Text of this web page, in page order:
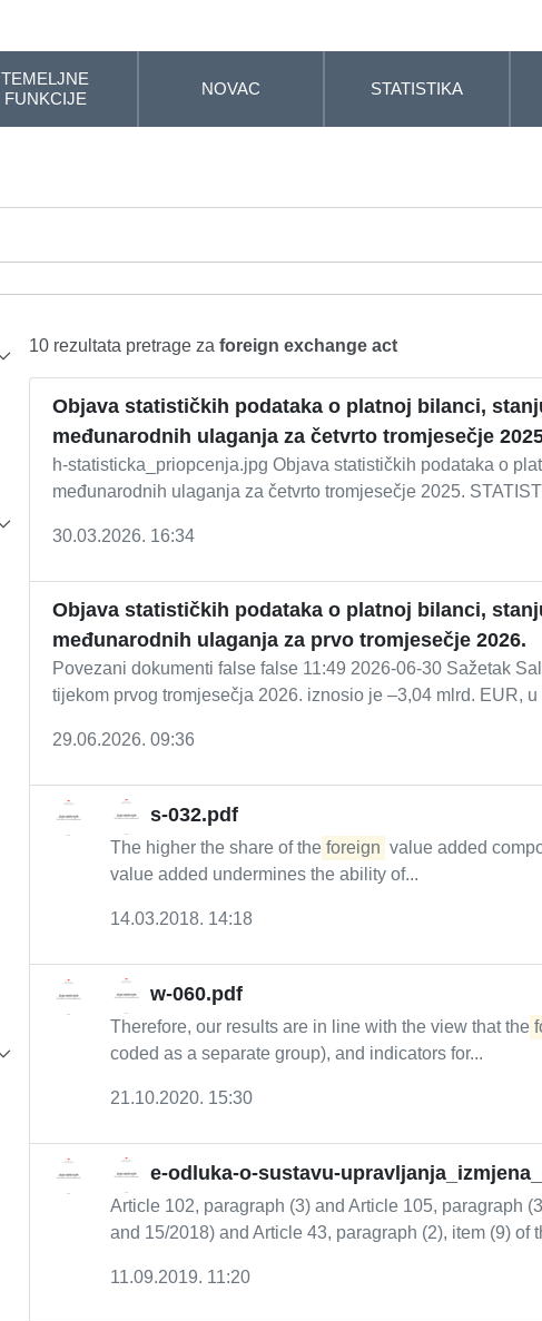
TEMELJNE
FUNKCIJE
NOVAC STATISTIKA
10 rezultata pretrage za foreign exchange act
Objava statističkih podataka o platnoj bilanci,
međunarodnih ulaganja za četvrto tromjesečje
h-statisticka_priopcenja.jpg Objava statističkih podataka o
međunarodnih ulaganja za četvrto tromjesečje 2025.
30.03.2026. 16:34
Objava statističkih podataka o platnoj bilanci,
međunarodnih ulaganja za prvo tromjesečje 2026.
Povezani dokumenti false false 11:49 2026-06-30 Sažetak
tijekom prvog tromjesečja 2026. iznosio je –3,04 mlrd. EUR,
29.06.2026. 09:36
s-032.pdf
The higher the share of the foreign value added
value added undermines the ability of...
14.03.2018. 14:18
w-060.pdf
Therefore, our results are in line with the view that the
coded as a separate group), and indicators for...
21.10.2020. 15:30
e-odluka-o-sustavu-
Article 102, paragraph (3) and Article 105, paragraph
and 15/2018) and Article 43, paragraph (2), item (9) of
11.09.2019. 11:20